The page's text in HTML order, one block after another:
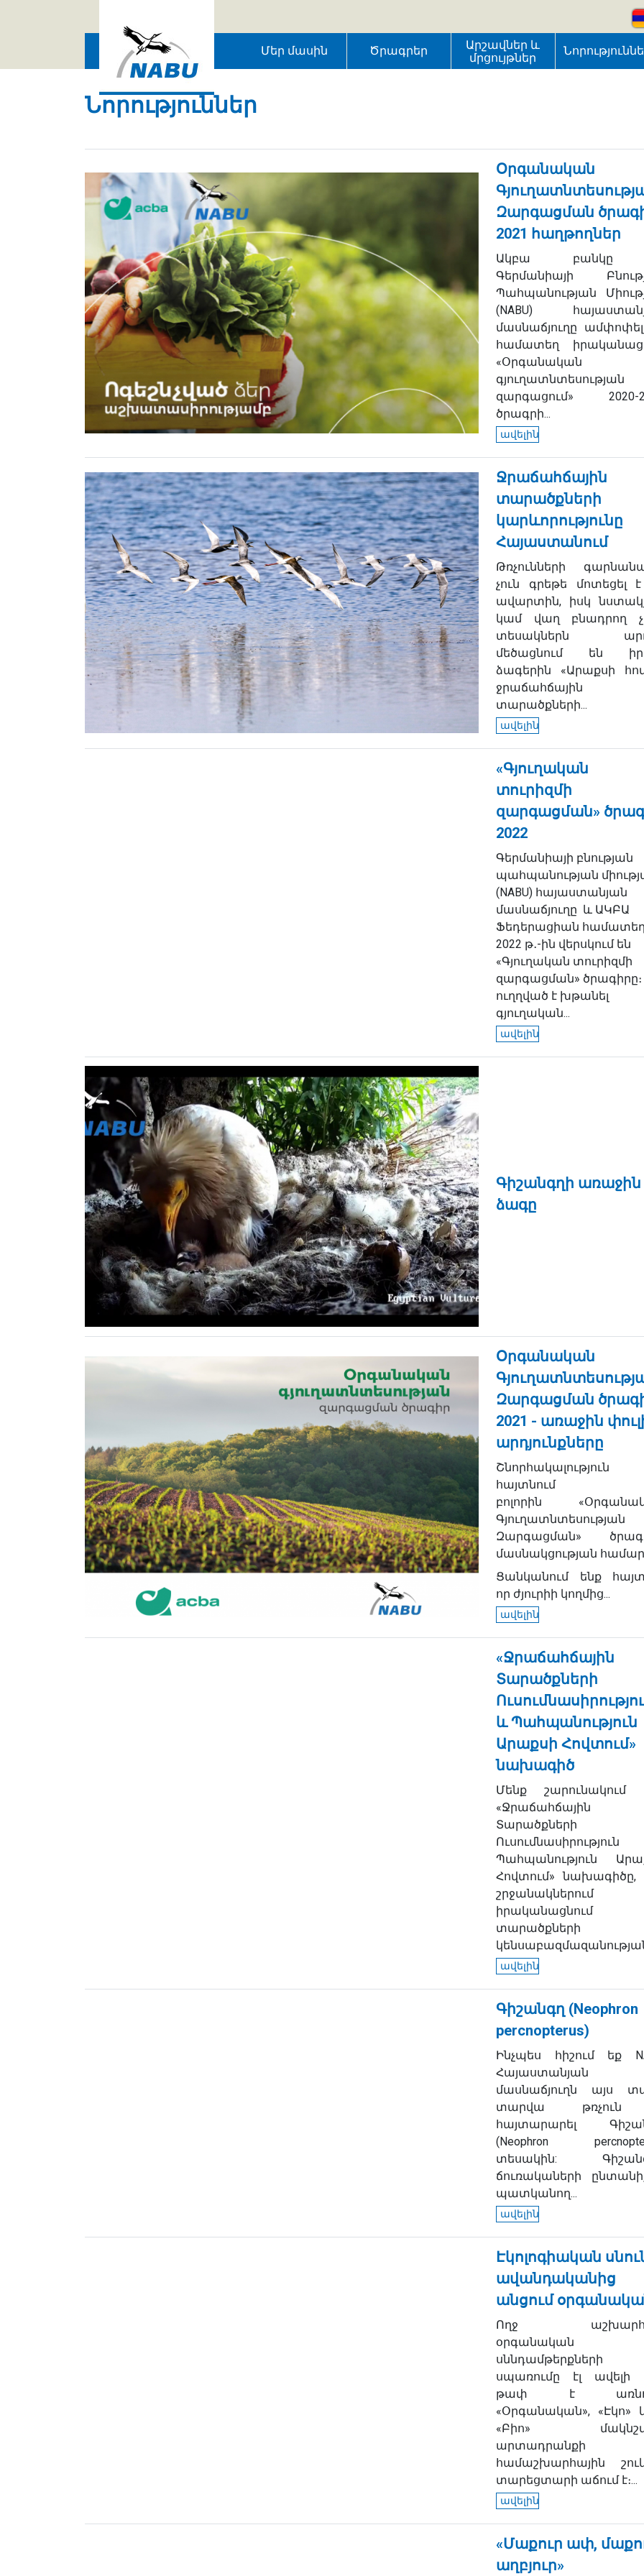
Մեր մասին Ծրագրեր
Արշավներ և
մրցույթներ
Նորություններ
Օրգանական
Զարգացման
2021 հաղթողներ
Ակբա
Գերմանիայի
Պահպանության
(NABU)
մասնաճյուղը
համատեղ
«Օրգանական
գյուղատնտեսության
զարգացում» 2020-
ծրագրի...
ավելին
Ջրաճահճային
տարածքների
կարևորությունը
Հայաստանում
Թռչունների
չուն գրեթե մոտեցել
ավարտին, իսկ
կամ վաղ բնադրող
տեսակներն
մեծացնում են
ձագերին «Արաքսի
ջրաճահճային
տարածքների...
ավելին
«Գյուղական
տուրիզմի
զարգացման»
2022
Գերմանիայի բնության
պահպանության
(NABU) հայաստանյան
մասնաճյուղը և ԱԿԲԱ
Ֆեդերացիան
2022 թ․-ին վերսկում են
«Գյուղական տուրիզմի
զարգացման» ծրագիրը։
ուղղված է խթանել
գյուղական...
ավելին
Գիշանգղի առաջին
ձագը
Օրգանական
Զարգացման
2021 - առաջին
արդյունքները
Շնորհակալություն
հայտնում
բոլորին
Գյուղատնտեսության
Զարգացման»
մասնակցության
Ցանկանում ենք
որ ժյուրիի կողմից...
ավելին
«Ջրաճահճային
Տարածքների
և Պահպանություն
Արաքսի Հովտում»
նախագիծ
Մենք շարունակում
«Ջրաճահճային
Տարածքների
Պահպանություն
Հովտում» նախագիծը,
շրջանակներում
իրականացնում
ավելին
Գիշանգղ (Neophron
percnopterus)
Ինչպես հիշում եք
Հայաստանյան
մասնաճյուղն այս
տարվա
հայտարարել
(Neophron
տեսակին:
ճուռակաների
պատկանող...
ավելին
Էկոլոգիական
ավանդականից
անցում
Ողջ
օրգանական
սննդամթերքների
սպառումը էլ ավելի
թափ է
«Օրգանական», «Էկո»
«Բիո»
արտադրանքի
համաշխարհային
տարեցտարի աճում է։...
ավելին
«Մաքուր ափ,
աղբյուր»